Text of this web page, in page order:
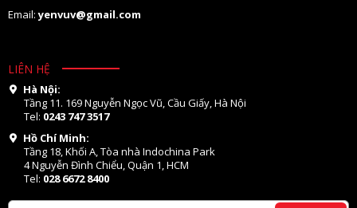
Email:yenvuv@gmail.com
LIÊN HỆ
Hà Nội:
Tầng 11. 169 Nguyễn Ngọc Vũ, Cầu Giấy, Hà Nội
Tel: 0243 747 3517
Hồ Chí Minh:
Tầng 18, Khối A, Tòa nhà Indochina Park
4 Nguyễn Đình Chiểu, Quận 1, HCM
Tel: 028 6672 8400